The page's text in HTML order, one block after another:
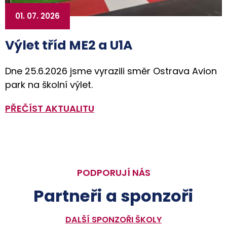
Výlet tříd ME2 a U1A
01. 07. 2026
Dne 25.6.2026 jsme vyrazili směr Ostrava Avion
park na školní výlet.
PŘEČÍST AKTUALITU
PODPORUJÍ NÁS
Partneři a sponzoři
DALŠÍ SPONZOŘI ŠKOLY